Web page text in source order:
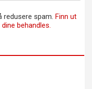
redusere spam. Finn ut
behandles.